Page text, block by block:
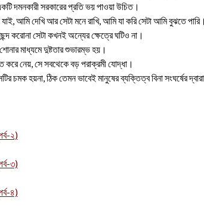
দমনকারী সরকারের প্রতি ভয় পাওয়া উচিত।
আমি দেখি আর সেটা মনে রাখি, আমি যা করি সেটা আমি বুঝতে পারি।
করোনা সেটা কখনই অন্যের ক্ষেত্রে ঘটিও না।
মাধ্যমে দুষ্টতার শুভারম্ভ হয়।
নেয়, সে সবথেকে বড় পরাক্রমী যোদ্ধা।
চমক হয়না, ঠিক তেমন ভাবেই মানুষের ব্যক্তিত্ব বিনা সংঘর্ষের
২)
৩)
৪)